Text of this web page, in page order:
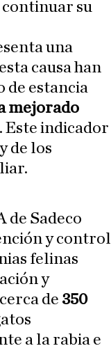
su
una
causa han
de estancia
mejorado
Este indicador
de los
de Sadeco
y control
felinas
y
de 350
a la rabia e